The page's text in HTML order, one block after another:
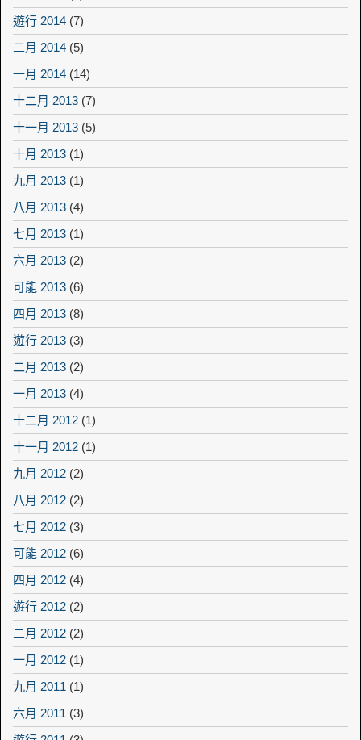
遊行 2014 (7)
二月 2014 (5)
一月 2014 (14)
十二月 2013 (7)
十一月 2013 (5)
十月 2013 (1)
九月 2013 (1)
八月 2013 (4)
七月 2013 (1)
六月 2013 (2)
可能 2013 (6)
四月 2013 (8)
遊行 2013 (3)
二月 2013 (2)
一月 2013 (4)
十二月 2012 (1)
十一月 2012 (1)
九月 2012 (2)
八月 2012 (2)
七月 2012 (3)
可能 2012 (6)
四月 2012 (4)
遊行 2012 (2)
二月 2012 (2)
一月 2012 (1)
九月 2011 (1)
六月 2011 (3)